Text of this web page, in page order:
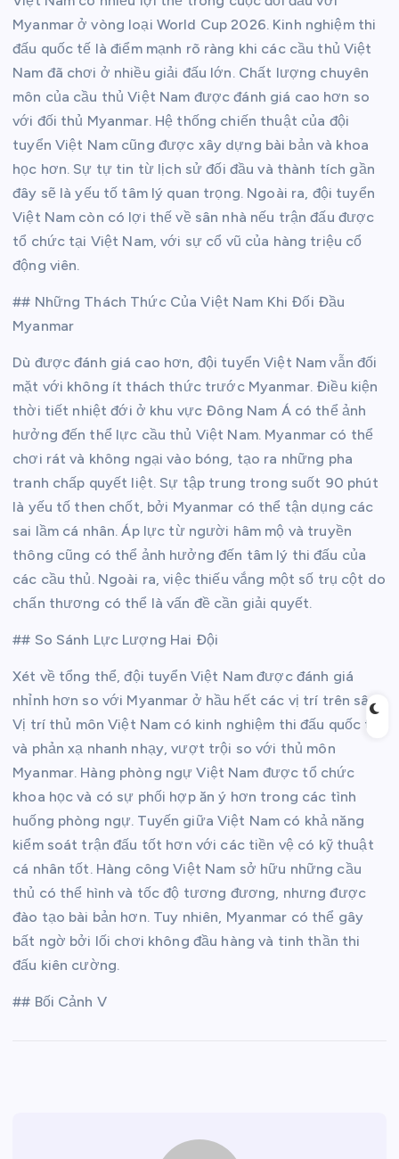
Myanmar ở vòng loại World Cup 2026. Kinh nghiệm thi
đấu quốc tế là điểm mạnh rõ ràng khi các cầu thủ Việt
Nam đã chơi ở nhiều giải đấu lớn. Chất lượng chuyên
môn của cầu thủ Việt Nam được đánh giá cao hơn so
với đối thủ Myanmar. Hệ thống chiến thuật của đội
tuyển Việt Nam cũng được xây dựng bài bản và khoa
học hơn. Sự tự tin từ lịch sử đối đầu và thành tích gần
đây sẽ là yếu tố tâm lý quan trọng. Ngoài ra, đội tuyển
Việt Nam còn có lợi thế về sân nhà nếu trận đấu được
tổ chức tại Việt Nam, với sự cổ vũ của hàng triệu cổ
động viên.
## Những Thách Thức Của Việt Nam Khi Đối Đầu
Myanmar
Dù được đánh giá cao hơn, đội tuyển Việt Nam vẫn đối
mặt với không ít thách thức trước Myanmar. Điều kiện
thời tiết nhiệt đới ở khu vực Đông Nam Á có thể ảnh
hưởng đến thể lực cầu thủ Việt Nam. Myanmar có thể
chơi rát và không ngại vào bóng, tạo ra những pha
tranh chấp quyết liệt. Sự tập trung trong suốt 90 phút
là yếu tố then chốt, bởi Myanmar có thể tận dụng các
sai lầm cá nhân. Áp lực từ người hâm mộ và truyền
thông cũng có thể ảnh hưởng đến tâm lý thi đấu của
các cầu thủ. Ngoài ra, việc thiếu vắng một số trụ cột do
chấn thương có thể là vấn đề cần giải quyết.
## So Sánh Lực Lượng Hai Đội
Xét về tổng thể, đội tuyển Việt Nam được đánh giá
nhỉnh hơn so với Myanmar ở hầu hết các vị trí trên sân.
Vị trí thủ môn Việt Nam có kinh nghiệm thi đấu quốc tế
và phản xạ nhanh nhạy, vượt trội so với thủ môn
Myanmar. Hàng phòng ngự Việt Nam được tổ chức
khoa học và có sự phối hợp ăn ý hơn trong các tình
huống phòng ngự. Tuyến giữa Việt Nam có khả năng
kiểm soát trận đấu tốt hơn với các tiền vệ có kỹ thuật
cá nhân tốt. Hàng công Việt Nam sở hữu những cầu
thủ có thể hình và tốc độ tương đương, nhưng được
đào tạo bài bản hơn. Tuy nhiên, Myanmar có thể gây
bất ngờ bởi lối chơi không đầu hàng và tinh thần thi
đấu kiên cường.
## Bối Cảnh V